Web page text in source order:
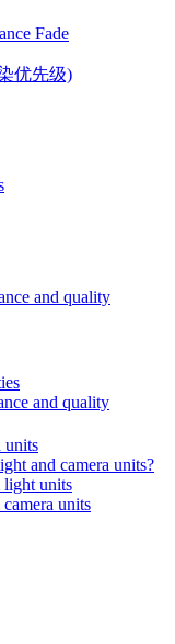
Fade
优先级)
and quality
and quality
units
and camera units?
light units
units